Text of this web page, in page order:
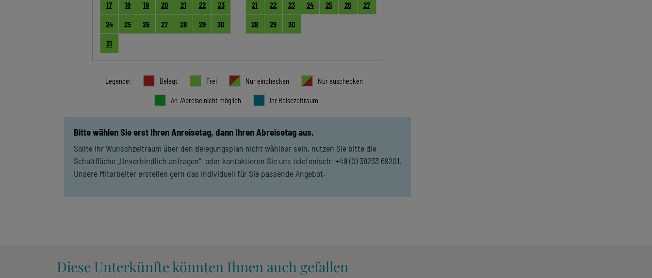
17 18 19 20 21 22 23
24 25 26 27 28 29 30
31
21 22 23 24 25 26 27
28 29 30
Legende: Belegt Frei Nur einchecken Nur auschecken
An-/Abreise nicht möglich Ihr Reisezeitraum
Bitte wählen Sie erst Ihren Anreisetag, dann Ihren Abreisetag aus.
Sollte Ihr Wunschzeitraum über den Belegungsplan nicht wählbar sein, nutzen Sie bitte die
Schaltfläche „Unverbindlich anfragen“, oder kontaktieren Sie uns telefonisch: +49 (0) 38233 69201.
Unsere Mitarbeiter erstellen gern das individuell für Sie passende Angebot.
Diese Unterkünfte könnten Ihnen auch gefallen